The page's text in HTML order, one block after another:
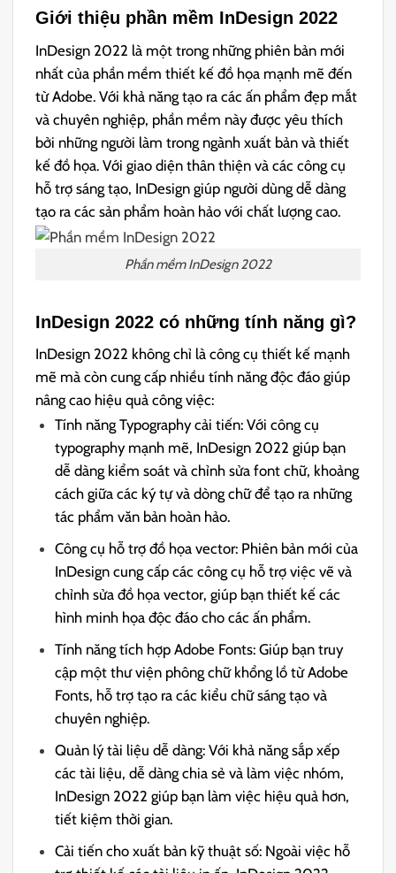
Giới thiệu phần mềm InDesign 2022
InDesign 2022 là một trong những phiên bản mới
nhất của phần mềm thiết kế đồ họa mạnh mẽ đến
từ Adobe. Với khả năng tạo ra các ấn phẩm đẹp mắt
và chuyên nghiệp, phần mềm này được yêu thích
bởi những người làm trong ngành xuất bản và thiết
kế đồ họa. Với giao diện thân thiện và các công cụ
hỗ trợ sáng tạo, InDesign giúp người dùng dễ dàng
tạo ra các sản phẩm hoàn hảo với chất lượng cao.
Phần mềm InDesign 2022
InDesign 2022 có những tính năng gì?
InDesign 2022 không chỉ là công cụ thiết kế mạnh
mẽ mà còn cung cấp nhiều tính năng độc đáo giúp
nâng cao hiệu quả công việc:
Tính năng Typography cải tiến: Với công cụ
typography mạnh mẽ, InDesign 2022 giúp bạn
dễ dàng kiểm soát và chỉnh sửa font chữ, khoảng
cách giữa các ký tự và dòng chữ để tạo ra những
tác phẩm văn bản hoàn hảo.
Công cụ hỗ trợ đồ họa vector: Phiên bản mới của
InDesign cung cấp các công cụ hỗ trợ việc vẽ và
chỉnh sửa đồ họa vector, giúp bạn thiết kế các
hình minh họa độc đáo cho các ấn phẩm.
Tính năng tích hợp Adobe Fonts: Giúp bạn truy
cập một thư viện phông chữ khổng lồ từ Adobe
Fonts, hỗ trợ tạo ra các kiểu chữ sáng tạo và
chuyên nghiệp.
Quản lý tài liệu dễ dàng: Với khả năng sắp xếp
các tài liệu, dễ dàng chia sẻ và làm việc nhóm,
InDesign 2022 giúp bạn làm việc hiệu quả hơn,
tiết kiệm thời gian.
Cải tiến cho xuất bản kỹ thuật số: Ngoài việc hỗ